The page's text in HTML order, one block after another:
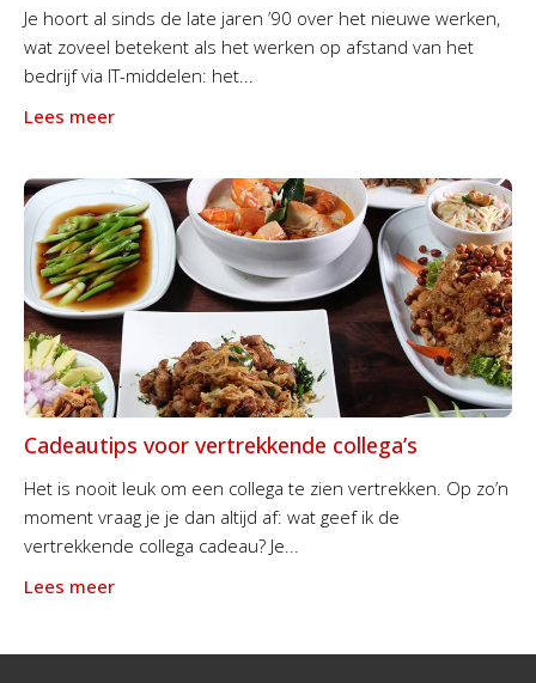
Je hoort al sinds de late jaren ’90 over het nieuwe werken,
wat zoveel betekent als het werken op afstand van het
bedrijf via IT-middelen: het...
Lees meer
Cadeautips voor vertrekkende collega’s
Het is nooit leuk om een collega te zien vertrekken. Op zo’n
moment vraag je je dan altijd af: wat geef ik de
vertrekkende collega cadeau? Je...
Lees meer